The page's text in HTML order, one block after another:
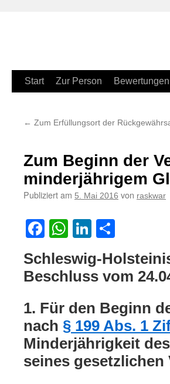
Zum
springen
Start Zur Person Bewertungen
← Zum Erfüllungsort der
Zum Beginn der
minderjährigem
Publiziert am 5. Mai 2016 von raskwar
Facebook
WhatsApp
LinkedIn
Schleswig-
Beschluss vom
1. Für den Beginn
nach § 199 Abs. 1
Minderjährigkeit
seines gesetzlichen